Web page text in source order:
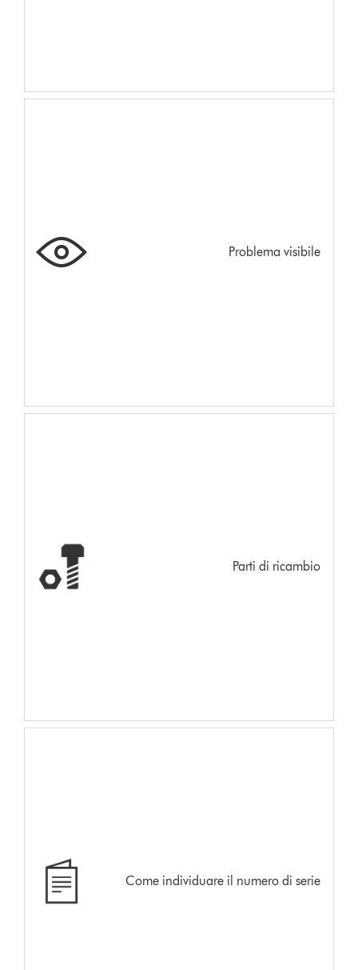
Problema visibile
Parti di ricambio
Come individuare il numero di serie